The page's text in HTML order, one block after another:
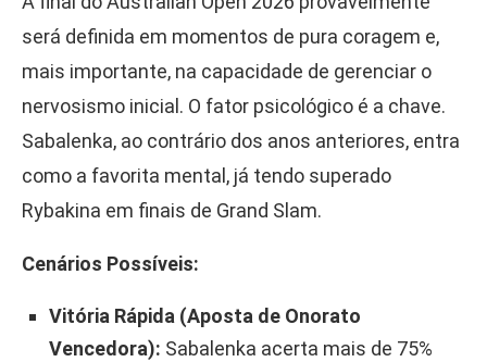
será definida em momentos de pura coragem e,
mais importante, na capacidade de gerenciar o
nervosismo inicial. O fator psicológico é a chave.
Sabalenka, ao contrário dos anos anteriores, entra
como a favorita mental, já tendo superado
Rybakina em finais de Grand Slam.
Cenários Possíveis:
Vitória Rápida (Aposta de Onorato
Vencedora): Sabalenka acerta mais de 75%